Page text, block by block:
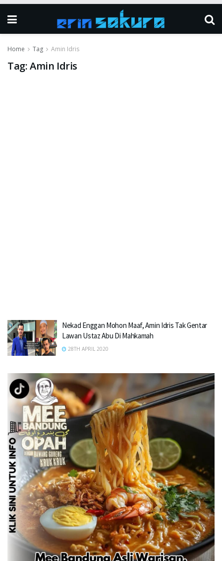
Home Tag Amin Idris
Tag:Amin Idris
Nekad Enggan Mohon Maaf, Amin Idris Tak Gentar
Lawan Ustaz Abu Di Mahkamah
28TH APRIL 2020